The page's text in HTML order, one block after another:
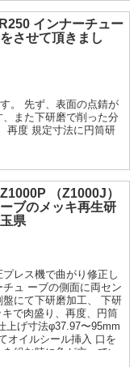
インナーチュー
させて頂きまし
。 先ず、表面の点錆が
また下研磨で削った分
再度 規定寸法に円筒研
（Z1000J）
ブのメッキ再生研
県
レス機で曲がり修正し
ュ ーブの側面に両セン
にて下研磨加工、 下研
で肉盛り、再度、円筒
上げ寸法φ37.97〜95mm
オイルシール挿入 口を
組む時に角が立ってい